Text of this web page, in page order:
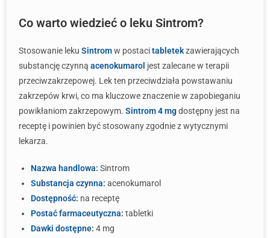
Co warto wiedzieć o leku Sintrom?
Stosowanie leku Sintromw postacitabletekzawierających
substancję czynną acenokumarol jest zalecane w terapii
przeciwzakrzepowej. Lek ten przeciwdziała powstawaniu
zakrzepów krwi, co ma kluczowe znaczenie w zapobieganiu
powikłaniom zakrzepowym. Sintrom 4 mgdostępny jest na
receptę i powinien być stosowany zgodnie z wytycznymi
lekarza.
Nazwa handlowa: Sintrom
Substancja czynna: acenokumarol
Dostępność: na receptę
Postać farmaceutyczna: tabletki
Dawki dostępne: 4 mg